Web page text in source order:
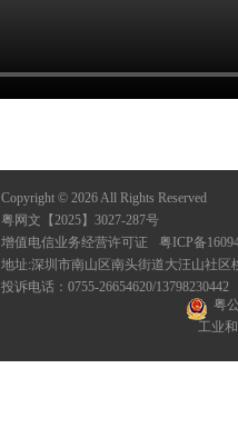
Copyright © 2026 All Rights Reserved
粤网文【2025】3027-287号
增值电信业务经营许可证
粤ICP备
地址:深圳市南山区南头街道大汪山社区
投诉电话：0755-26654620/13798230442
粤
工业